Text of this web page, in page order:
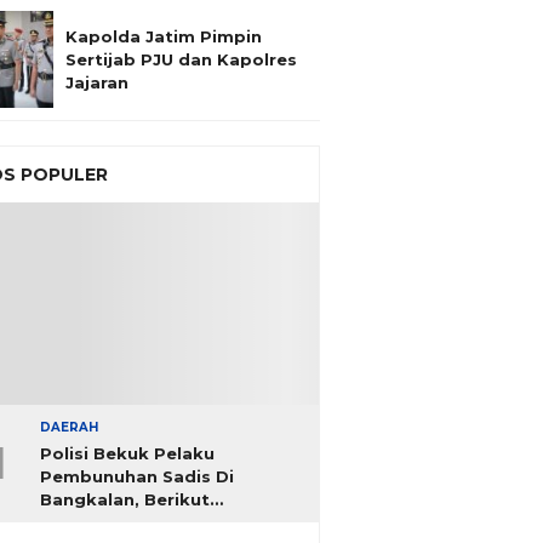
Kapolda Jatim Pimpin
Sertijab PJU dan Kapolres
Jajaran
POPULER
DAERAH
Polisi Bekuk Pelaku
Pembunuhan Sadis Di
Bangkalan, Berikut